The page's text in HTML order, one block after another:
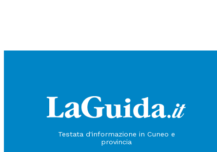
Testata d'informazione in Cuneo e
provincia